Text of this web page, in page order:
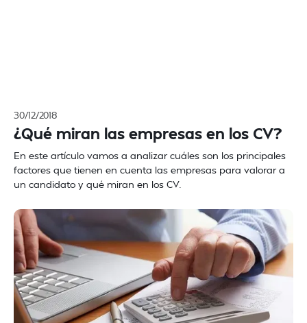
30/12/2018
¿Qué miran las empresas en los CV?
En este artículo vamos a analizar cuáles son los principales
factores que tienen en cuenta las empresas para valorar a
un candidato y qué miran en los CV.